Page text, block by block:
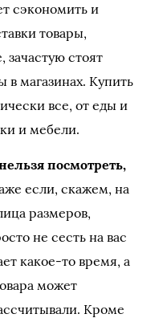
сэкономить и
товары,
зачастую стоят
в магазинах. Купить
все, от еды и
и мебели.
посмотреть,
если, скажем, на
размеров,
не сесть на вас
какое-то время, а
может
Кроме